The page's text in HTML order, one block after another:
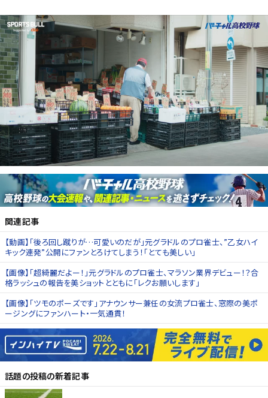
関連記事
【動画】「後ろ回し蹴りが…可愛いのだが」元グラドルのプロ雀士、”乙女ハイ
キック連発”公開にファンとろけてしまう！「とても美しい」
【画像】「超綺麗だよー！」元グラドルのプロ雀士、マラソン業界デビュー！？合
格ラッシュの報告を美ショットとともに「レクお願いします」
【画像】「ツモのポーズです」アナウンサー兼任の女流プロ雀士、窓際の美ポ
ージングにファンハート・一気通貫！
話題の投稿の新着記事